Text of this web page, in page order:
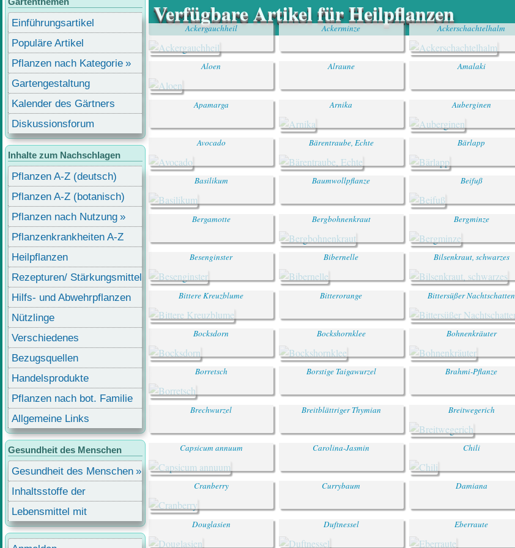
Verfügbare Artikel für Heilpflanzen
Ackergauchheil Ackerminze Ackerschachtelhalm
Aloen Alraune Amalaki
Apamarga Arnika Auberginen
Avocado Bärentraube, Echte Bärlapp
Basilikum Baumwollpflanze Beifuß
Bergamotte Bergbohnenkraut Bergminze
Besenginster Bibernelle Bilsenkraut, schwarzes
Bittere Kreuzblume Bitterorange Bittersüßer Nachtschatten
Bocksdorn Bockshornklee Bohnenkräuter
Borretsch Borstige Taigawurzel Brahmi-Pflanze
Brechwurzel Breitblättriger Thymian Breitwegerich
Capsicum annuum Carolina-Jasmin Chili
Cranberry Currybaum Damiana
Douglasien Duftnessel Eberraute
Einführungsartikel
Populäre Artikel
Pflanzen nach Kategorie
Gartengestaltung
Kalender des Gärtners
Diskussionsforum
Inhalte zum Nachschlagen
Pflanzen A-Z (deutsch)
Pflanzen A-Z (botanisch)
Pflanzen nach Nutzung
Pflanzenkrankheiten A-Z
Heilpflanzen
Rezepturen/ Stärkungsmittel
Hilfs- und Abwehrpflanzen
Nützlinge
Verschiedenes
Bezugsquellen
Handelsprodukte
Pflanzen nach bot. Familie
Allgemeine Links
Gesundheit des Menschen
Gesundheit des Menschen
Inhaltsstoffe der
Lebensmittel
Lebensmittel mit
Inhaltsstoffen
Benutzermenü